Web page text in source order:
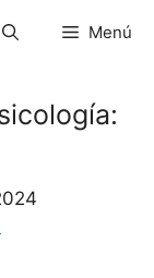
Menú